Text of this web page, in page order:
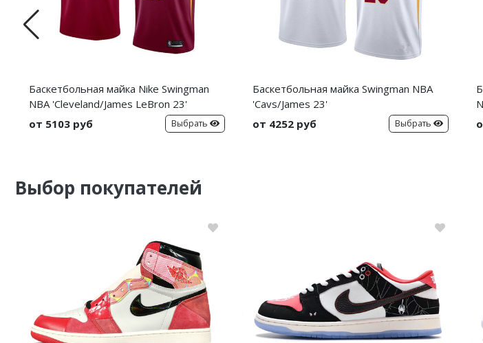
Баскетбольная майка Nike Swingman
NBA 'Cleveland/James LeBron 23'
от 5103 руб
Выбрать
Баскетбольная майка Swingman NBA
'Cavs/James 23'
от 4252 руб
Выбрать
Выбор покупателей